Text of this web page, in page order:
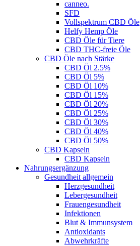
canneo.
SFD
Vollspektrum CBD Öle
Helfy Hemp Öle
CBD Öle für Tiere
CBD THC-freie Öle
CBD Öle nach Stärke
CBD Öl 2.5%
CBD Öl 5%
CBD Öl 10%
CBD Öl 15%
CBD Öl 20%
CBD Öl 25%
CBD Öl 30%
CBD Öl 40%
CBD Öl 50%
CBD Kapseln
CBD Kapseln
Nahrungsergänzung
Gesundheit allgemein
Herzgesundheit
Lebergesundheit
Frauengesundheit
Infektionen
Blut & Immunsystem
Antioxidants
Abwehrkräfte